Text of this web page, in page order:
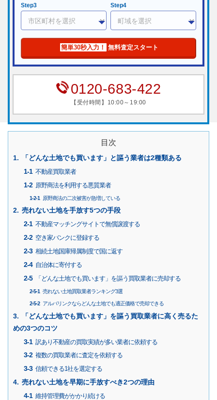
Step3 Step4
簡単30秒入力！ 無料査定スタート
0120-683-422
【受付時間】10:00～19:00
目次
「どんな土地でも買います」と謳う業者は2種類ある
不動産買取業者
原野商法を利用する悪質業者
原野商法の二次被害が急増している
売れない土地を手放す5つの手段
不動産マッチングサイトで無償譲渡する
空き家バンクに登録する
相続土地国庫帰属制度で国に返す
自治体に寄付する
「どんな土地でも買います」を謳う買取業者に売却する
売れない土地買取業者ランキング3選
アルバリンクならどんな土地でも適正価格で売却できる
「どんな土地でも買います」を謳う買取業者に高く売るた
めの3つのコツ
訳あり不動産の買取実績が多い業者に依頼する
複数の買取業者に査定を依頼する
信頼できる1社を選定する
売れない土地を早期に手放すべき2つの理由
維持管理費がかかり続ける